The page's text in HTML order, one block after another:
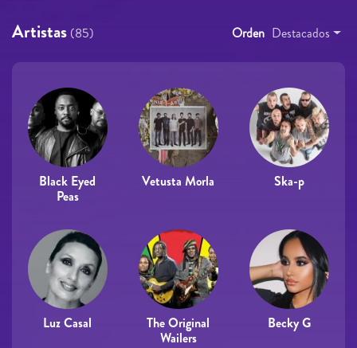
Artistas (85) Orden Destacados
Black Eyed
Peas
Vetusta Morla Ska-p
Luz Casal
The Original
Wailers
Becky G